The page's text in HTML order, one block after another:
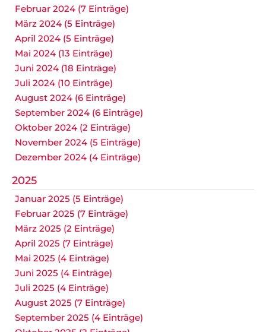
Februar 2024 (7 Einträge)
März 2024 (5 Einträge)
April 2024 (5 Einträge)
Mai 2024 (13 Einträge)
Juni 2024 (18 Einträge)
Juli 2024 (10 Einträge)
August 2024 (6 Einträge)
September 2024 (6 Einträge)
Oktober 2024 (2 Einträge)
November 2024 (5 Einträge)
Dezember 2024 (4 Einträge)
2025
Januar 2025 (5 Einträge)
Februar 2025 (7 Einträge)
März 2025 (2 Einträge)
April 2025 (7 Einträge)
Mai 2025 (4 Einträge)
Juni 2025 (4 Einträge)
Juli 2025 (4 Einträge)
August 2025 (7 Einträge)
September 2025 (4 Einträge)